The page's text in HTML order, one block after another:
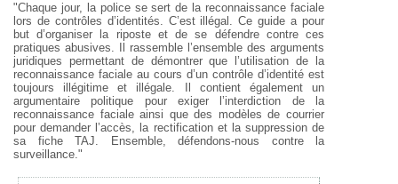
"Chaque jour, la police se sert de la reconnaissance faciale
lors de contrôles d’identités. C’est illégal. Ce guide a pour
but d’organiser la riposte et de se défendre contre ces
pratiques abusives. Il rassemble l’ensemble des arguments
juridiques permettant de démontrer que l’utilisation de la
reconnaissance faciale au cours d’un contrôle d’identité est
toujours illégitime et illégale. Il contient également un
argumentaire politique pour exiger l’interdiction de la
reconnaissance faciale ainsi que des modèles de courrier
pour demander l’accès, la rectification et la suppression de
sa fiche TAJ. Ensemble, défendons-nous contre la
surveillance."